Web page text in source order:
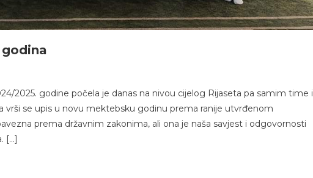
2025. godine počela je danas na nivou cijelog Rijaseta pa samim time i
vrši se upis u novu mektebsku godinu prema ranije utvrđenom
prema državnim zakonima, ali ona je naša savjest i odgovornosti
[…]